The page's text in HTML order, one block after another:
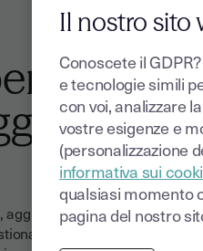
ogni
firmatari,
I nostri tutorial ti
Il nostro sito
Conoscete il
e tecnologie simili
con voi, analizzare
vostre esigenze e
(personalizzazione
informativa sui
qualsiasi momento
pagina del nostro